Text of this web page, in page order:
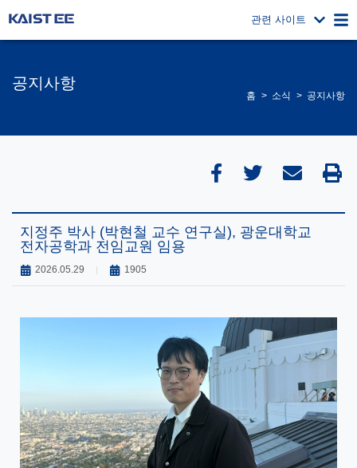
관련 사이트
공지사항
홈 소식 공지사항
지정주 박사 (박현철 교수 연구실), 광운대학교
전자공학과 전임교원 임용
2026.05.29 1905